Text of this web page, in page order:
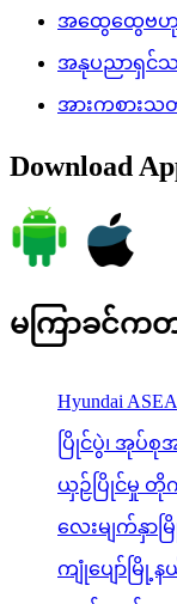
အထွေထွေဗ
အနုပညာရှင်သ
အားကစားသ
Download
မကြာခင်က
Hyundai
ပြိုင်ပွဲ၊ အုပ်
ယှဉ်ပြိုင်မှု
လေးမျက်နှာ
ကျုံပျော်မြို့